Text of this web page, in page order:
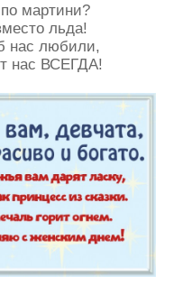
мартини?
льда!
нас любили,
нас ВСЕГДА!